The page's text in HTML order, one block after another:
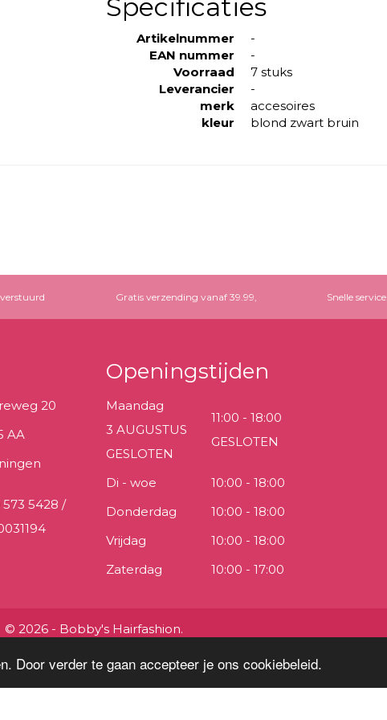
Door verder te gaan accepteer je ons cookiebeleid.
Specificaties
Artikelnummer
-
EAN nummer
-
Voorraad
7 stuks
Leverancier
-
merk
accesoires
kleur
blond zwart bruin
Gratis verzending vanaf 39.99, Snelle service
20
AA
573 5428 /
Openingstijden
Maandag
3 AUGUSTUS
GESLOTEN
11:00 - 18:00
GESLOTEN
Di - woe
10:00 - 18:00
Donderdag
10:00 - 18:00
Vrijdag
10:00 - 18:00
Zaterdag
10:00 - 17:00
© 2026 - Bobby's Hairfashion.